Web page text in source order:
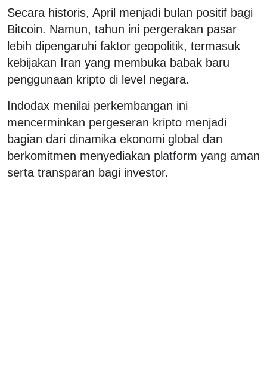
Secara historis, April menjadi bulan positif bagi
Bitcoin. Namun, tahun ini pergerakan pasar
lebih dipengaruhi faktor geopolitik, termasuk
kebijakan Iran yang membuka babak baru
penggunaan kripto di level negara.
Indodax menilai perkembangan ini
mencerminkan pergeseran kripto menjadi
bagian dari dinamika ekonomi global dan
berkomitmen menyediakan platform yang aman
serta transparan bagi investor.